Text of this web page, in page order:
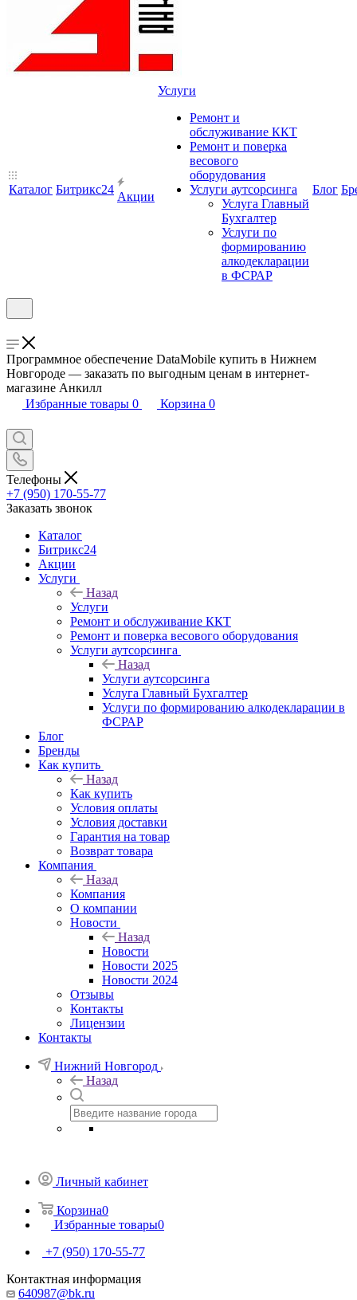
Каталог Битрикс24
Акции
Услуги
Ремонт и
обслуживание ККТ
Ремонт и поверка
весового
оборудования
Услуги аутсорсинга
Услуга Главный
Бухгалтер
Услуги по
формированию
алкодекларации
в ФСРАР
Блог
Программное обеспечение DataMobile купить в Нижнем
Новгороде — заказать по выгодным ценам в интернет-
магазине Анкилл
Избранные товары 0 Корзина 0
Телефоны
+7 (950) 170-55-77
Заказать звонок
Каталог
Битрикс24
Акции
Услуги
Назад
Услуги
Ремонт и обслуживание ККТ
Ремонт и поверка весового оборудования
Услуги аутсорсинга
Назад
Услуги аутсорсинга
Услуга Главный Бухгалтер
Услуги по формированию алкодекларации в
ФСРАР
Блог
Бренды
Как купить
Назад
Как купить
Условия оплаты
Условия доставки
Гарантия на товар
Возврат товара
Компания
Назад
Компания
О компании
Новости
Назад
Новости
Новости 2025
Новости 2024
Отзывы
Контакты
Лицензии
Контакты
Нижний Новгород
Назад
Личный кабинет
Корзина0
Избранные товары0
+7 (950) 170-55-77
Контактная информация
640987@bk.ru